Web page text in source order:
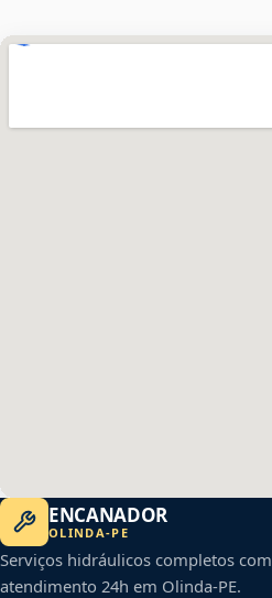
ENCANADOR
OLINDA-PE
Serviços hidráulicos completos com
atendimento 24h em Olinda-PE.